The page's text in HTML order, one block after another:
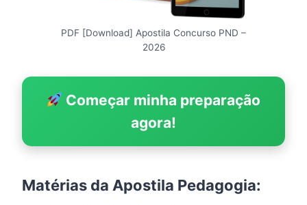
PDF [Download] Apostila Concurso PND –
2026
Começar minha preparação
agora!
Matérias da Apostila Pedagogia: